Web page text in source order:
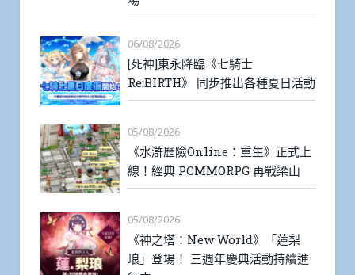
06/08/2026
[死神]東永降臨《七騎士
Re:BIRTH》 同步推出各種夏日活動
05/08/2026
《水滸歷險Online：重生》正式上
線！經典 PCMMORPG 再戰梁山
05/08/2026
《神之塔：New World》「蓮梨
琅」登場！ 三週年慶典活動持續進